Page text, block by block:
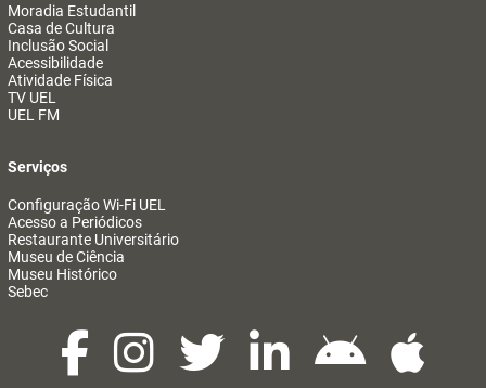
Moradia Estudantil
Casa de Cultura
Inclusão Social
Acessibilidade
Atividade Física
TV UEL
UEL FM
Serviços
Configuração Wi-Fi UEL
Acesso a Periódicos
Restaurante Universitário
Museu de Ciência
Museu Histórico
Sebec